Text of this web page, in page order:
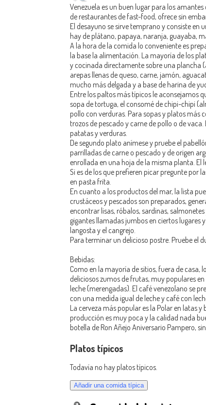
Venezuela es un buen lugar para los
de restaurantes de fast-food, ofrece sin
El desayuno se sirve temprano y consiste en
hay de plátano, papaya, naranja, guayaba,
A la hora de la comida lo conveniente es
la base la alimentación. La mayoría de los
y cocinada directamente sobre una plancha
arepas llenas de queso, carne, jamón,
mucho más delgada y a base de harina de
Entre los paltos más típicos le aconsejamos
sopa de tortuga, el consomé de chipi-chipi
pollo con verduras. Para sopas y platos más
trozos de pescado y carne de pollo o de
patatas y verduras.
De segundo plato anímese y pruebe el
parrilladas de carne o pescado y de origen
enrollada en una hoja de la misma planta. El
Si es de los que prefieren picar pregunte por
en pasta frita.
En cuanto a los productos del mar, la lista
crustáceos y pescados son preparados,
encontrar lisas, róbalos, sardinas,
gigantes llamadas jumbos en ciertos lugares
langosta y el cangrejo.
Para terminar un delicioso postre. Pruebe el
Bebidas:
Como en la mayoría de sitios, fuera de
deliciosos zumos de frutas, muy populares
leche (merengadas). El café venezolano se
con una medida igual de leche y café con
La cerveza más popular es la Polar en latas
producción es muy poca y la calidad nada
botella de Ron Añejo Aniversario Pampero,
Platos típicos
Todavía no hay platos típicos.